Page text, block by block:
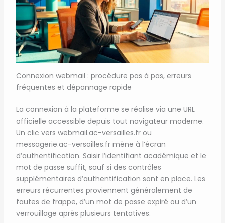
Connexion webmail : procédure pas à pas, erreurs
fréquentes et dépannage rapide
La connexion à la plateforme se réalise via une URL
officielle accessible depuis tout navigateur moderne.
Un clic vers webmail.ac-versailles.fr ou
messagerie.ac-versailles.fr mène à l’écran
d’authentification. Saisir l’identifiant académique et le
mot de passe suffit, sauf si des contrôles
supplémentaires d’authentification sont en place. Les
erreurs récurrentes proviennent généralement de
fautes de frappe, d’un mot de passe expiré ou d’un
verrouillage après plusieurs tentatives.